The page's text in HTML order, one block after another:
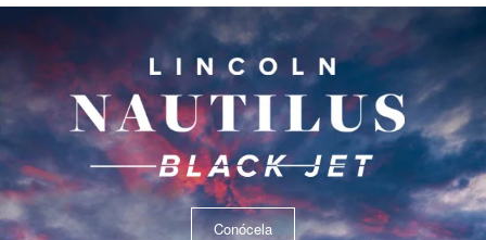
Conócela